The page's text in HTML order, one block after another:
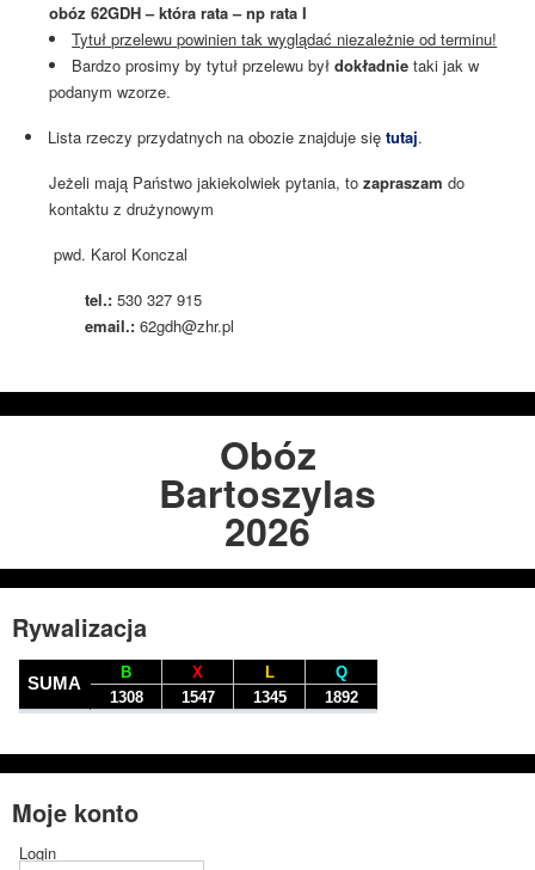
obóz 62GDH – która rata – np rata I
Tytuł przelewu powinien tak wyglądać niezależnie od terminu!
Bardzo prosimy by tytuł przelewu byłdokładnietaki jak w
podanym wzorze.
Lista rzeczy przydatnych na obozie znajduje siętutaj.
Jeżeli mają Państwo jakiekolwiek pytania, tozapraszamdo
kontaktu z drużynowym
pwd. Karol Konczal
tel.:530 327 915
email.: 62gdh@zhr.pl
Obóz
Bartoszylas
2026
Rywalizacja
Moje konto
Login